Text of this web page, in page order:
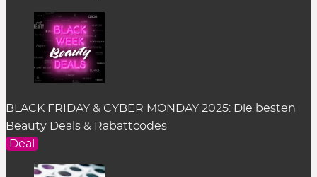
der Rabatt-Beschreibung auf den Button
zeigen“. Es öffnet sich ein Pop-up-Fenster.
Einfach auf„kopieren“
zwischengespeichert.
Im Warenkorb des dazugehörigen Online Shops
kann der Rabattcode im entsprechenden Feld
eingefügt werden. Das Feld befindet sich an
BLACK FRIDAY & CYBER MONDAY 2025: Die besten
Beauty Deals & Rabattcodes
Deal